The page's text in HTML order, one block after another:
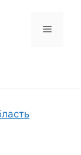
Меню